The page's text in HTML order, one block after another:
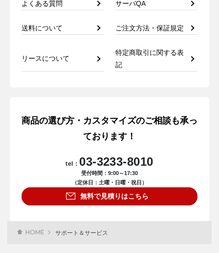
よくある質問 サーバQA
送料について ご注文方法・保証規定
リースについて
特定商取引に関する表
記
商品の選び方・カスタマイズのご相談も承っ
ております！
tel： 03-3233-8010
受付時間：9:00～17:30
（定休日：土曜・日曜・祝日）
無料で見積りはこちら
HOME サポート＆サービス